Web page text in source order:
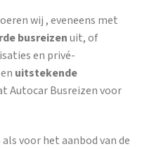
wij , eveneens met
busreizenuit, of
en privé-
uitstekende
Autocar Busreizen voor
voor het aanbod van de